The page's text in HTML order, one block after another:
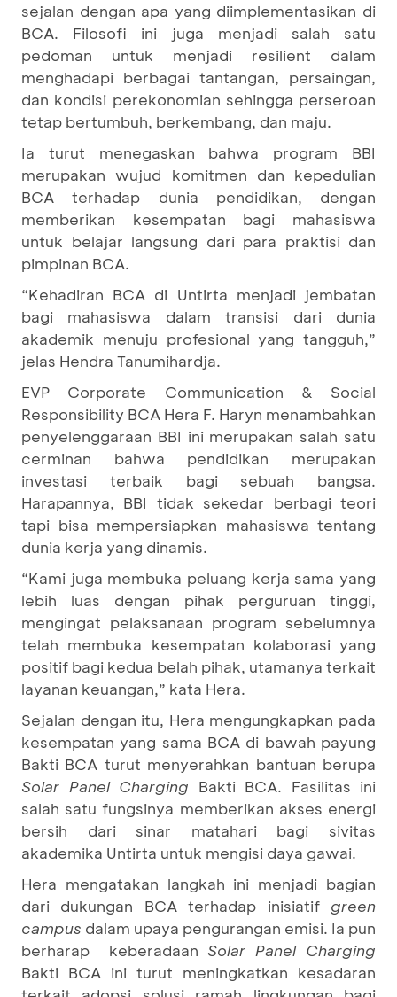
sejalan dengan apa yang diimplementasikan di
BCA. Filosofi ini juga menjadi salah satu
pedoman untuk menjadi resilient dalam
menghadapi berbagai tantangan, persaingan,
dan kondisi perekonomian sehingga perseroan
tetap bertumbuh, berkembang, dan maju.
Ia turut menegaskan bahwa program BBI
merupakan wujud komitmen dan kepedulian
BCA terhadap dunia pendidikan, dengan
memberikan kesempatan bagi mahasiswa
untuk belajar langsung dari para praktisi dan
pimpinan BCA.
“Kehadiran BCA di Untirta menjadi jembatan
bagi mahasiswa dalam transisi dari dunia
akademik menuju profesional yang tangguh,”
jelas Hendra Tanumihardja.
EVP Corporate Communication & Social
Responsibility BCA Hera F. Haryn menambahkan
penyelenggaraan BBI ini merupakan salah satu
cerminan bahwa pendidikan merupakan
investasi terbaik bagi sebuah bangsa.
Harapannya, BBI tidak sekedar berbagi teori
tapi bisa mempersiapkan mahasiswa tentang
dunia kerja yang dinamis.
“Kami juga membuka peluang kerja sama yang
lebih luas dengan pihak perguruan tinggi,
mengingat pelaksanaan program sebelumnya
telah membuka kesempatan kolaborasi yang
positif bagi kedua belah pihak, utamanya terkait
layanan keuangan,” kata Hera.
Sejalan dengan itu, Hera mengungkapkan pada
kesempatan yang sama BCA di bawah payung
Bakti BCA turut menyerahkan bantuan berupa
Solar Panel Charging Bakti BCA. Fasilitas ini
salah satu fungsinya memberikan akses energi
bersih dari sinar matahari bagi sivitas
akademika Untirta untuk mengisi daya gawai.
Hera mengatakan langkah ini menjadi bagian
dari dukungan BCA terhadap inisiatif green
campus dalam upaya pengurangan emisi. Ia pun
berharap keberadaan Solar Panel Charging
Bakti BCA ini turut meningkatkan kesadaran